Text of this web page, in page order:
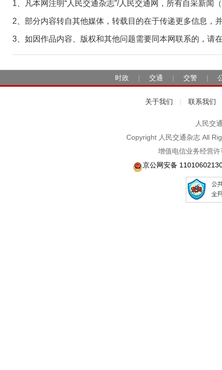
1、凡本网注明“人民交通杂志”/人民交通网，所有自采新
2、部分内容转自其他媒体，转载目的在于传递更多信息，
3、如因作品内容、版权和其他问题需要同本网联系的，请
时政 交通 交警
关于我们 联系我们
人民交
Copyright 人民交通杂志 All
增值电信业务经营
京公网安备